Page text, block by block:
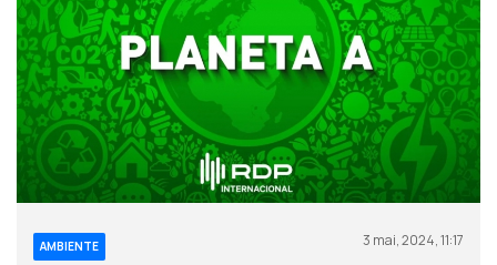
AMBIENTE 3 mai, 2024, 11:17